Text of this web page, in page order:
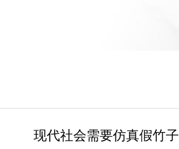
现代社会需要仿真假竹子